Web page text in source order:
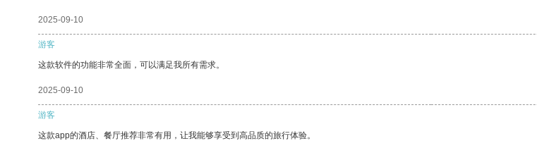
2025-09-10
游客
这款软件的功能非常全面，可以满足我所有需求。
2025-09-10
游客
这款app的酒店、餐厅推荐非常有用，让我能够享受到高品质的旅行体验。